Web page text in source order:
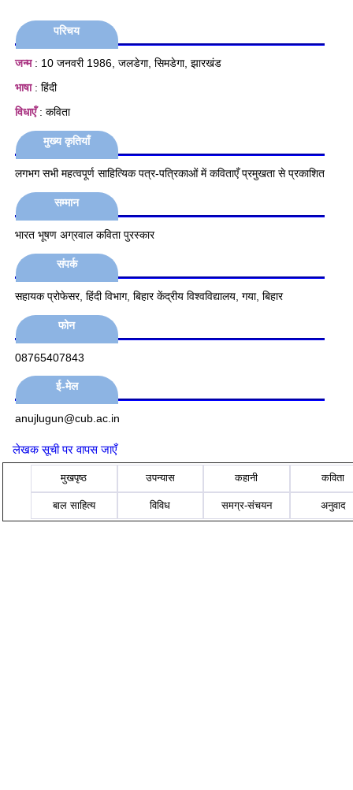
परिचय
जन्म: 10 जनवरी 1986, जलडेगा, सिमडेगा, झारखंड
भाषा: हिंदी
विधाएँ: कविता
मुख्य कृतियाँ
लगभग सभी महत्वपूर्ण साहित्यिक पत्र-पत्रिकाओं में कविताएँ प्रमुखता से प्रकाशित
सम्मान
भारत भूषण अग्रवाल कविता पुरस्कार
संपर्क
सहायक प्रोफेसर, हिंदी विभाग, बिहार केंद्रीय विश्वविद्यालय, गया, बिहार
फोन
08765407843
ई-मेल
anujlugun@cub.ac.in
लेखक सूची पर वापस जाएँ
मुखपृष्ठ उपन्यास कहानी कविता
बाल साहित्य विविध समग्र-संचयन अनुवाद